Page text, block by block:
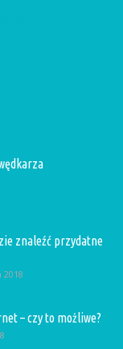
znaleźć przydatne
2018
– czy to możliwe?